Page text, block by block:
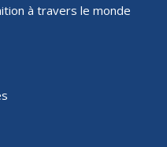
à travers le monde